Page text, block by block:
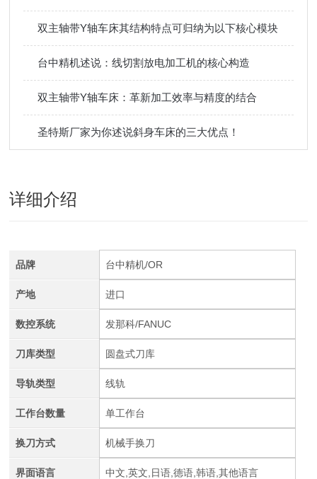
双主轴带Y轴车床其结构特点可归纳为以下核心模块
台中精机述说：线切割放电加工机的核心构造
双主轴带Y轴车床：革新加工效率与精度的结合
圣特斯厂家为你述说斜身车床的三大优点！
详细介绍
品牌 台中精机/OR
产地 进口
数控系统 发那科/FANUC
刀库类型 圆盘式刀库
导轨类型 线轨
工作台数量 单工作台
换刀方式 机械手换刀
界面语言 中文,英文,日语,德语,韩语,其他语言